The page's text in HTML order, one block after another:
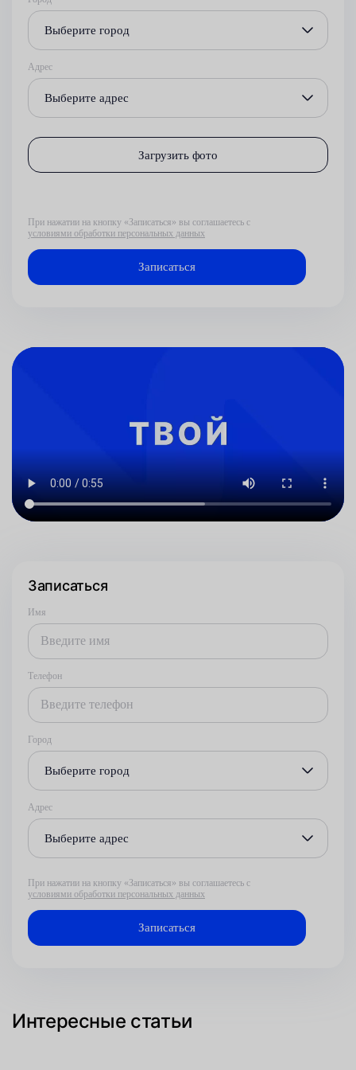
Выберите город
Адрес
Выберите адрес
Загрузить фото
При нажатии на кнопку «Записаться» вы соглашаетесь с
условиями обработки персональных данных
Записаться
Имя
Телефон
Город
Выберите город
Адрес
Выберите адрес
При нажатии на кнопку «Записаться» вы соглашаетесь с
условиями обработки персональных данных
Интересные статьи